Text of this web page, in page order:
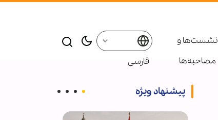
نشست‌ها و
مصاحبه‌ها
فارسی
پیشنهاد ویژه